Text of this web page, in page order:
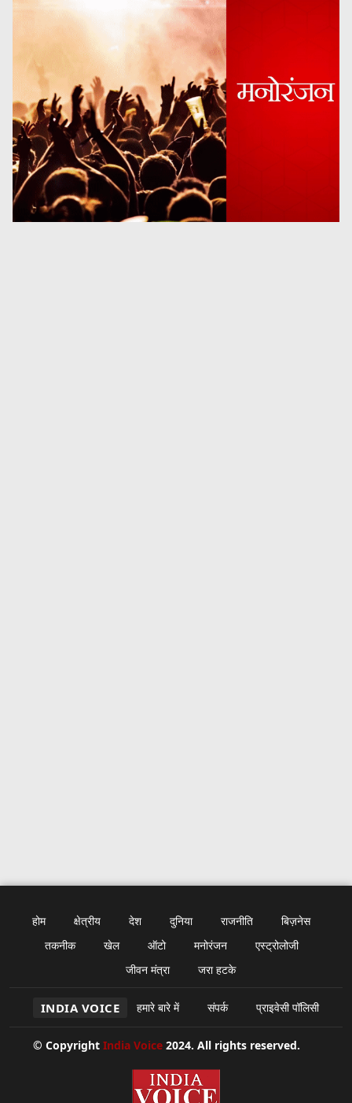
होम क्षेत्रीय देश दुनिया राजनीति
बिज़नेस
तकनीक
खेल ऑटो मनोरंजन
एस्ट्रोलोजी
जीवन मंत्रा
जरा हटके
INDIA VOICE हमारे बारे में संपर्क प्राइवेसी पॉलिसी
© Copyright India Voice 2024. All rights reserved.